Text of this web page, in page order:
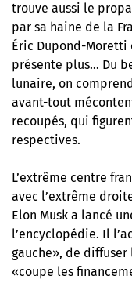
trouve aussi le
par sa haine de la
Éric Dupond-Moretti
présente plus… Du
lunaire, on
avant-tout
recoupés, qui
respectives.
L’extrême centre
avec l’extrême
Elon Musk a lancé
l’encyclopédie. Il
gauche», de diffuser
«coupe les